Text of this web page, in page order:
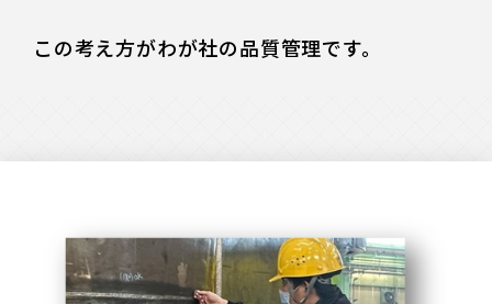
この考え方がわが社の品質管理です。